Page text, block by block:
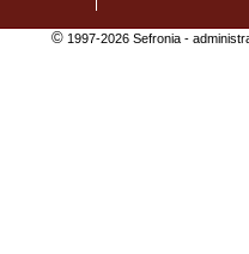
©1997-2026 Sefronia -